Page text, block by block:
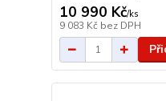
10 990 Kč/ks
9 083 Kč bez DPH